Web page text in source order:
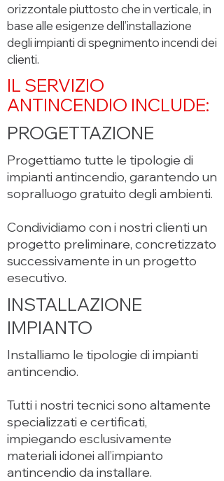
orizzontale piuttosto che in verticale, in
base alle esigenze dell’installazione
degli impianti di spegnimento incendi dei
clienti.
IL SERVIZIO
ANTINCENDIO INCLUDE:
PROGETTAZIONE
Progettiamo tutte le tipologie di
impianti antincendio, garantendo un
sopralluogo gratuito degli ambienti.
Condividiamo con i nostri clienti un
progetto preliminare, concretizzato
successivamente in un progetto
esecutivo.
INSTALLAZIONE
IMPIANTO
Installiamo le tipologie di impianti
antincendio.
Tutti i nostri tecnici sono altamente
specializzati e certificati,
impiegando esclusivamente
materiali idonei all’impianto
antincendio da installare.